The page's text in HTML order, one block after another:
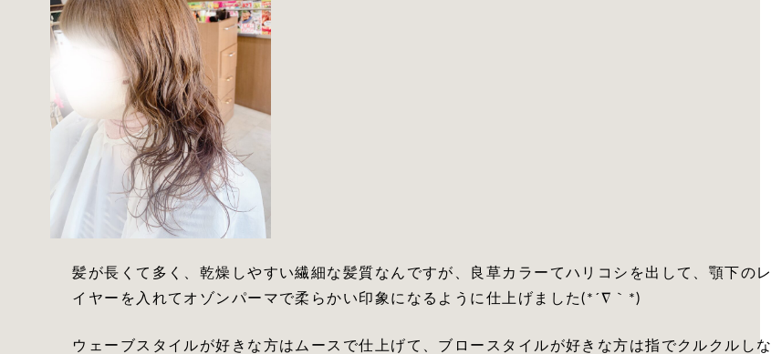
髪が長くて多く、乾燥しやすい繊細な髪質なんですが、良草カラーてハリコシを出して、顎下のレ
イヤーを入れてオゾンパーマで柔らかい印象になるように仕上げました(*´∇｀*)
ウェーブスタイルが好きな方はムースで仕上げて、ブロースタイルが好きな方は指でクルクルしな